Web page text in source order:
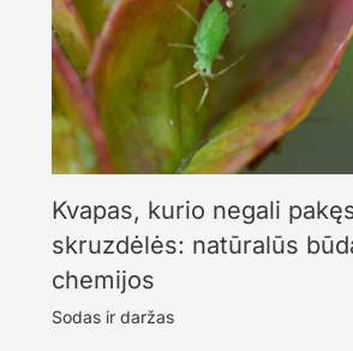
Kvapas, kurio negali
skruzdėlės: natūralūs
chemijos
Sodas ir daržas